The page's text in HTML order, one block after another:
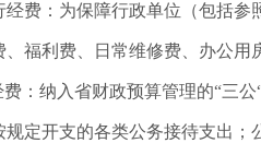
经费：为保障行政单位（包括
福利费、日常维修费、办公用
费：纳入省财政预算管理的“三
定开支的各类公务接待支出